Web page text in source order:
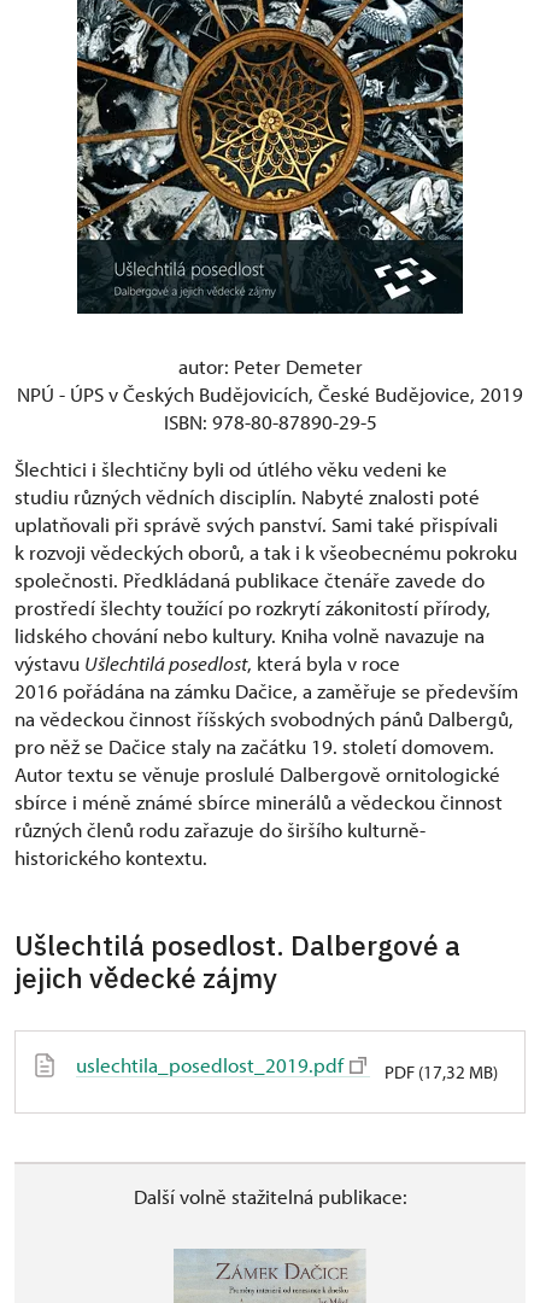
autor: Peter Demeter
NPÚ - ÚPS v Českých Budějovicích, České Budějovice, 2019
ISBN: 978-80-87890-29-5
Šlechtici i šlechtičny byli od útlého věku vedeni ke
studiu různých vědních disciplín. Nabyté znalosti poté
uplatňovali při správě svých panství. Sami také přispívali
k rozvoji vědeckých oborů, a tak i k všeobecnému pokroku
společnosti. Předkládaná publikace čtenáře zavede do
prostředí šlechty toužící po rozkrytí zákonitostí přírody,
lidského chování nebo kultury. Kniha volně navazuje na
výstavu Ušlechtilá posedlost, která byla v roce
2016 pořádána na zámku Dačice, a zaměřuje se především
na vědeckou činnost říšských svobodných pánů Dalbergů,
pro něž se Dačice staly na začátku 19. století domovem.
Autor textu se věnuje proslulé Dalbergově ornitologické
sbírce i méně známé sbírce minerálů a vědeckou činnost
různých členů rodu zařazuje do širšího kulturně-
historického kontextu.
Ušlechtilá posedlost. Dalbergové a
jejich vědecké zájmy
uslechtila_posedlost_2019.pdf PDF (17,32 MB)
Další volně stažitelná publikace: